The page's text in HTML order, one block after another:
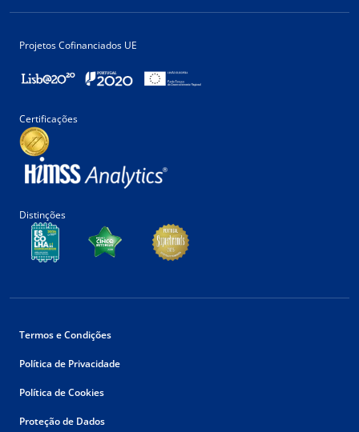
Projetos Cofinanciados UE
Certificações
Distinções
Termos e Condições
Política de Privacidade
Política de Cookies
Proteção de Dados